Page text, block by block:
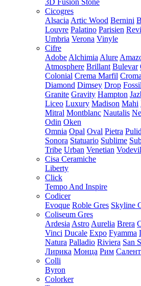
3D Fusion Stone
Cicogres
Alsacia Artic Wood Bernini
Louvre Palatino Parisien
Umbria Verona Vinyle
Cifre
Adobe Alchimia Alure
Atmosphere Brillant Bulevar
Colonial Crema Marfil
Diamond Dimsey Drop Fossil
Granite Gravity Hampton
Liceo Luxury Madison Mahi
Mitral Montblanc Nautalis
Odin Oken
Omnia Opal Oval Pietra
Sonora Statuario Sublime
Tribe Urban Venetian Vodevil
Cisa Ceramiche
Liberty
Click
Tempo And Inspire
Codicer
Evoque Roble Gres Skyline
Coliseum Gres
Ardesia Astro Aurelia Brera
Vinci Ducale Expo Fyamma
Natura Palladio Riviera San
Лирика Монца Рим
Colli
Byron
Colorker